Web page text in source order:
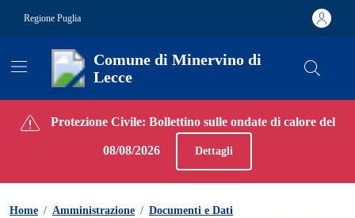
Regione Puglia
Comune di Minervino di
Lecce
Contenuti in evidenza
Protezione Civile: Bollettino sulle ondate di calore del
08/08/2026 Dettagli
Home / Amministrazione / Documenti e Dati